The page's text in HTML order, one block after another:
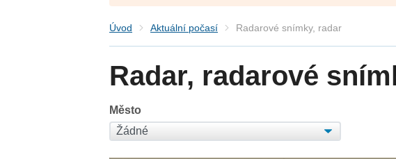
Úvod Aktuální počasí Radarové snímky, radar
Radar, radarové
Město